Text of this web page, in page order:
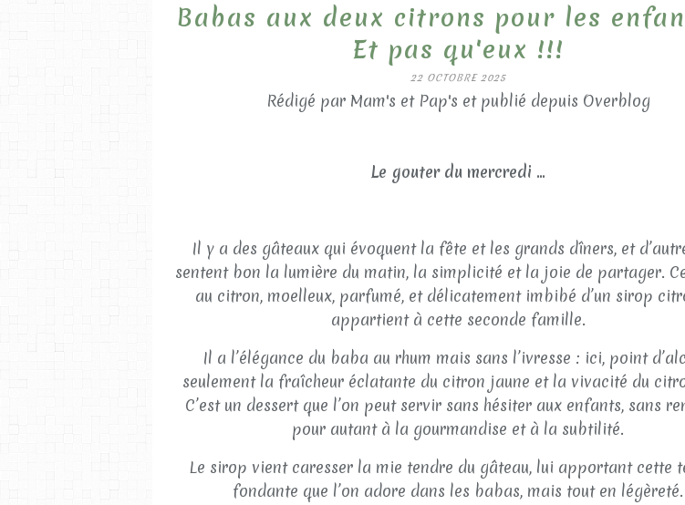
Babas aux deux citrons pour les
Et pas qu'eux !!!
22 OCTOBRE 2025
Rédigé par Mam's et Pap's et publié depuis Overblog
Le gouter du mercredi ...
Il y a des gâteaux qui évoquent la fête et les grands dîners, et
sentent bon la lumière du matin, la simplicité et la joie de partager.
au citron, moelleux, parfumé, et délicatement imbibé d’un sirop
appartient à cette seconde famille.
Il a l’élégance du baba au rhum mais sans l’ivresse : ici, point
seulement la fraîcheur éclatante du citron jaune et la vivacité du
C’est un dessert que l’on peut servir sans hésiter aux enfants, sans
pour autant à la gourmandise et à la subtilité.
Le sirop vient caresser la mie tendre du gâteau, lui apportant cette
fondante que l’on adore dans les babas, mais tout en légèreté.